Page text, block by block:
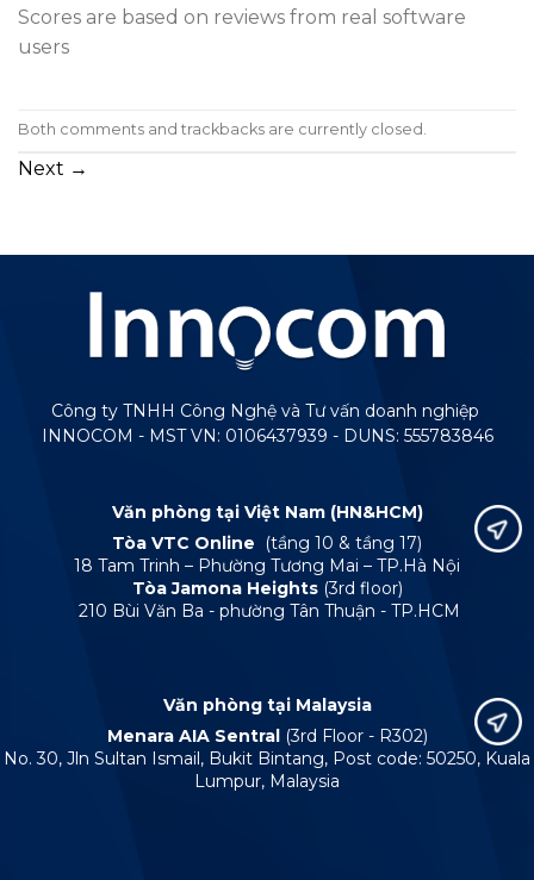
Scores are based on reviews from real software
users
Both comments and trackbacks are currently closed.
Next →
Công ty TNHH Công Nghệ và Tư vấn doanh nghiệp
INNOCOM - MST VN: 0106437939 - DUNS: 555783846
Văn phòng tại Việt Nam (HN&HCM)
Tòa VTC Online
(tầng 10 & tầng 17)
18 Tam Trinh – Phường Tương Mai – TP.Hà Nội
Tòa Jamona Heights (3rd floor)
210 Bùi Văn Ba - phường Tân Thuận - TP.HCM
Văn phòng tại Malaysia
Menara AIA Sentral (3rd Floor - R302)
No. 30, Jln Sultan Ismail, Bukit Bintang, Post code: 50250, Kuala
Lumpur, Malaysia